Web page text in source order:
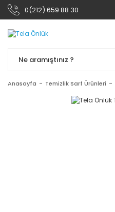
0(212) 659 88 30
Anasayfa Temizlik Sarf Ürünleri